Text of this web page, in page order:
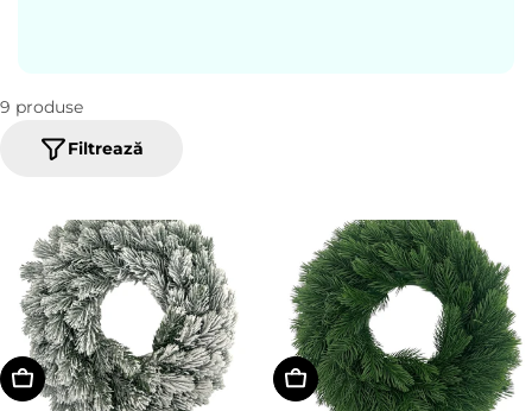
9 produse
Filtrează
Adaugă In Coş Alegeți Opțiunile